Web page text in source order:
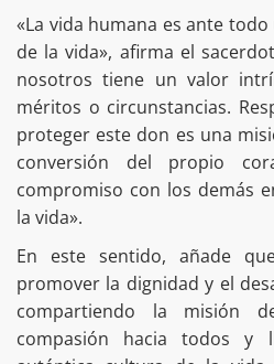
«La vida humana es ante
de la vida», afirma el
nosotros tiene un valor
méritos o circunstancias.
proteger este don es una
conversión del propio
compromiso con los demás
la vida».
En este sentido, añade
promover la dignidad y el
compartiendo la misión
compasión hacia todos y